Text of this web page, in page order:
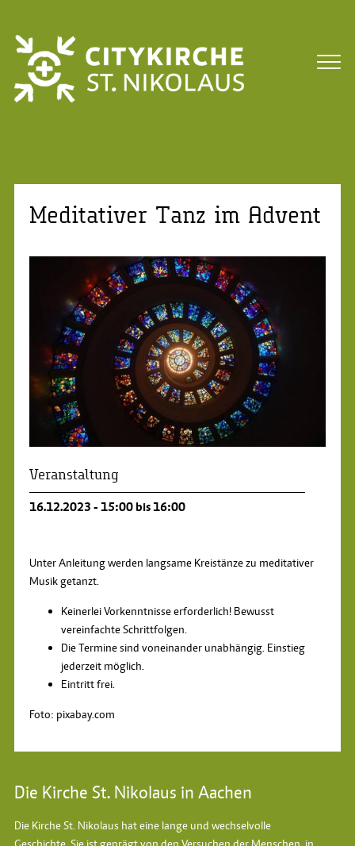
Meditativer Tanz im Advent
Veranstaltung
16.12.2023 - 15:00 bis 16:00
Unter Anleitung werden langsame Kreistänze zu meditativer
Musik getanzt.
Keinerlei Vorkenntnisse erforderlich! Bewusst
vereinfachte Schrittfolgen.
Die Termine sind voneinander unabhängig. Einstieg
jederzeit möglich.
Eintritt frei.
Foto: pixabay.com
Die Kirche St. Nikolaus in Aachen
Die Kirche St. Nikolaus hat eine lange und wechselvolle